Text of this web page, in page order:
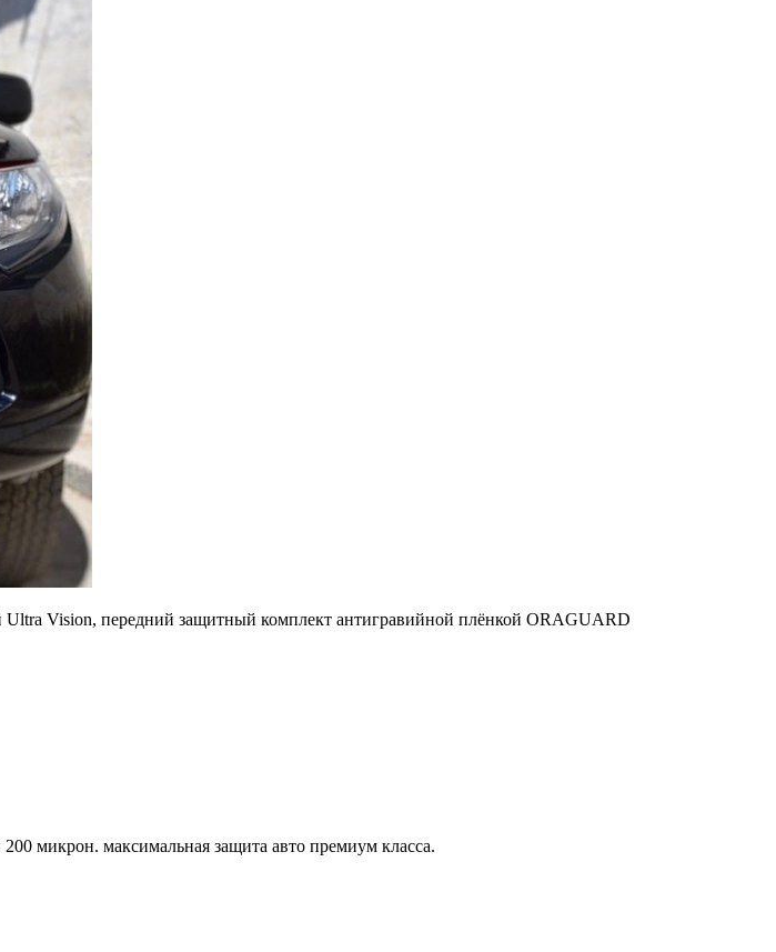
Vision, передний защитный комплект антигравийной плёнкой ORAGUARD
микрон. максимальная защита авто премиум класса.